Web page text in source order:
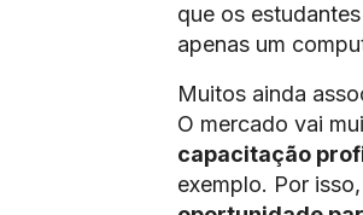
que os estudantes
apenas um
Muitos ainda
O mercado vai
capacitação
exemplo. Por